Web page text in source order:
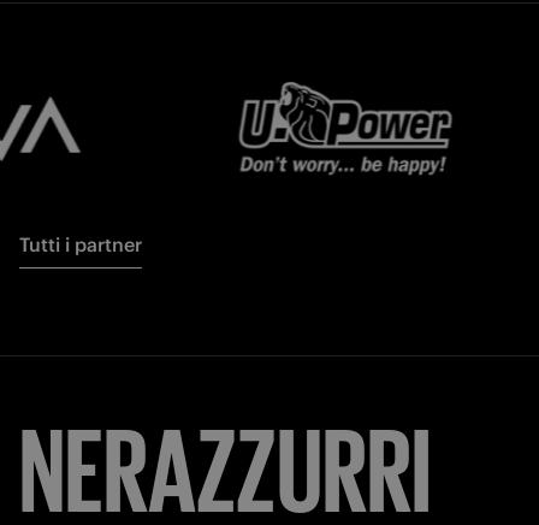
Tutti i partner
NERAZZURRI